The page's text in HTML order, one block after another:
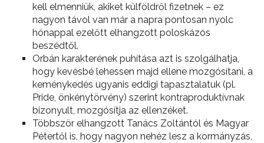
kell elmenniük, akiket külföldről fizetnek – ez
nagyon távol van már a napra pontosan nyolc
hónappal ezelőtt elhangzott poloskázós
beszédtől.
Orbán karakterének puhítása azt is szolgálhatja,
hogy kevésbé lehessen majd ellene mozgósítani, a
keménykedés ugyanis eddigi tapasztalatuk (pl.
Pride, önkénytörvény) szerint kontraproduktívnak
bizonyult, mozgósítja az ellenzéket.
Többször elhangzott Tanács Zoltántól és Magyar
Pétertől is, hogy nagyon nehéz lesz a kormányzás,